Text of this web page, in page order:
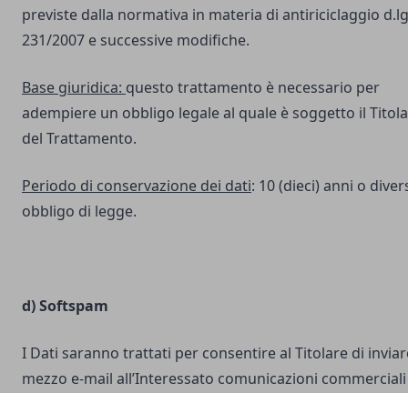
previste dalla normativa in materia di antiriciclaggio
231/2007 e successive modifiche.
Base giuridica: questo trattamento è necessario per
adempiere un obbligo legale al quale è soggetto il
del Trattamento.
Periodo di conservazione dei dati: 10 (dieci) anni o
obbligo di legge.
d) Softspam
I Dati saranno trattati per consentire al Titolare di
mezzo e-mail all’Interessato comunicazioni